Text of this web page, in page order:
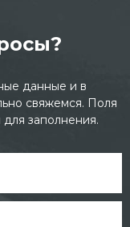
данные и в
свяжемся. Поля
заполнения.